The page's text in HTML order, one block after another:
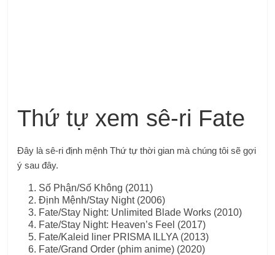
Thứ tự xem sê-ri Fate
Đây là sê-ri định mệnhThứ tự thời gian mà chúng tôi sẽ gợi
ý sau đây.
Số Phận/Số Không (2011)
Định Mệnh/Stay Night (2006)
Fate/Stay Night: Unlimited Blade Works (2010)
Fate/Stay Night: Heaven’s Feel (2017)
Fate/Kaleid liner PRISMA ILLYA (2013)
Fate/Grand Order (phim anime) (2020)